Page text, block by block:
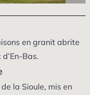
en granit abrite
Bas.
la Sioule, mis en